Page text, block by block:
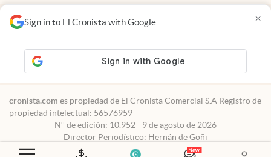
Sign in to El Cronista with Google ×
Todos los derechos reservados
Privacidad
Consentimiento
Tel:+54 11 7078-3270
cronista.com es propiedad de El Cronista Comercial S.A Registro de
propiedad intelectual: 56576959
N° de edición: 10.952 - 9 de agosto de 2026
Director Periodístico: Hernán de Goñi